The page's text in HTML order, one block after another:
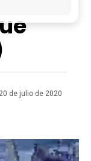
20 de julio de 2020